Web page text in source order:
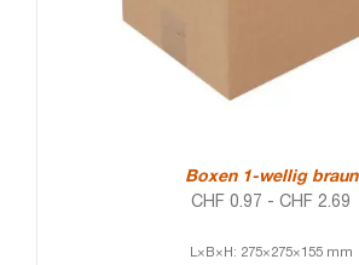
Boxen 1-wellig braun
CHF 0.97 - CHF 2.69
L×B×H: 275×275×155 mm